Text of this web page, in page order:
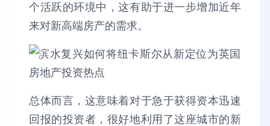
个活跃的环境中，这有助于进一步增加近年
来对新高端房产的需求。
总体而言，这意味着对于急于获得资本迅速
回报的投资者，很好地利用了这座城市的新